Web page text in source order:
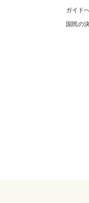
ガイド
国民の